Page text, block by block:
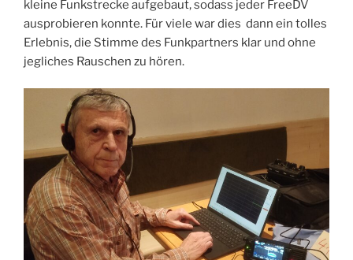
kleine Funkstrecke aufgebaut, sodass jeder FreeDV
ausprobieren konnte. Für viele war dies dann ein tolles
Erlebnis, die Stimme des Funkpartners klar und ohne
jegliches Rauschen zu hören.